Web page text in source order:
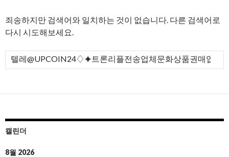
죄송하지만 검색어와 일치하는 것이 없습니다. 다른 검색어로
다시 시도해보세요.
검
색
캘린더
8월 2026